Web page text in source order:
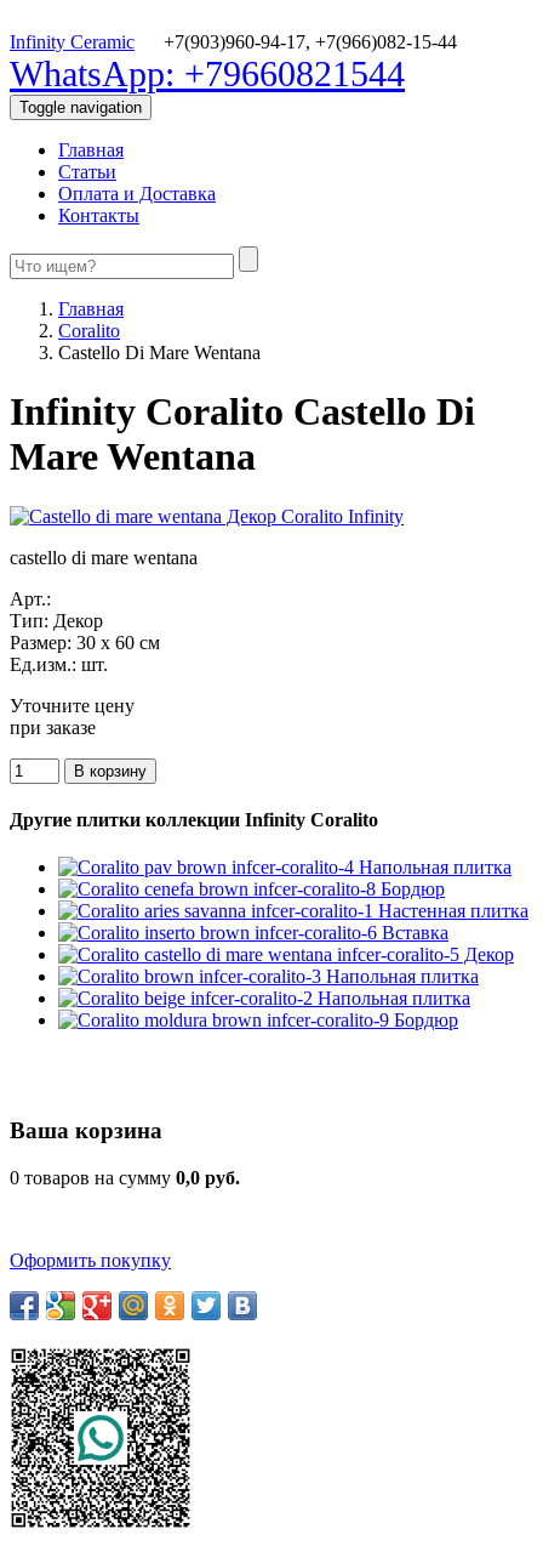
Infinity Ceramic +7(903)960-94-17, +7(966)082-15-44
WhatsApp: +79660821544
Toggle navigation
Главная
Статьи
Оплата и Доставка
Контакты
Главная
Coralito
Castello Di Mare Wentana
Infinity Coralito Castello Di
Mare Wentana
castello di mare wentana
Арт.:
Тип: Декор
Размер: 30 x 60 см
Ед.изм.: шт.
Уточните цену
при заказе
Другие плитки коллекции Infinity Coralito
Ваша корзина
0 товаров на сумму 0,0 руб.
Оформить покупку